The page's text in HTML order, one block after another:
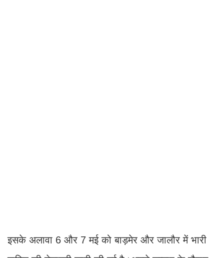
इसके अलावा 6 और 7 मई को बाड़मेर और जालौर में भारी